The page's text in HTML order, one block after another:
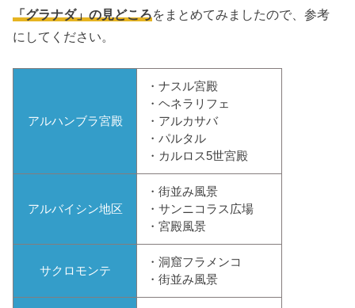
「グラナダ」の見どころをまとめてみましたので、参考
にしてください。
アルハンブラ宮殿
・ナスル宮殿
・ヘネラリフェ
・アルカサバ
・パルタル
・カルロス5世宮殿
アルバイシン地区
・街並み風景
・サンニコラス広場
・宮殿風景
サクロモンテ
・洞窟フラメンコ
・街並み風景